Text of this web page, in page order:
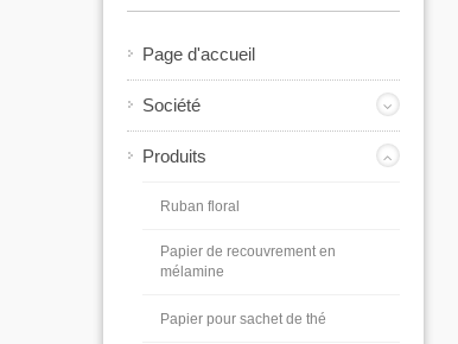
Page d'accueil
Société
Produits
Ruban floral
Papier de recouvrement en
mélamine
Papier pour sachet de thé